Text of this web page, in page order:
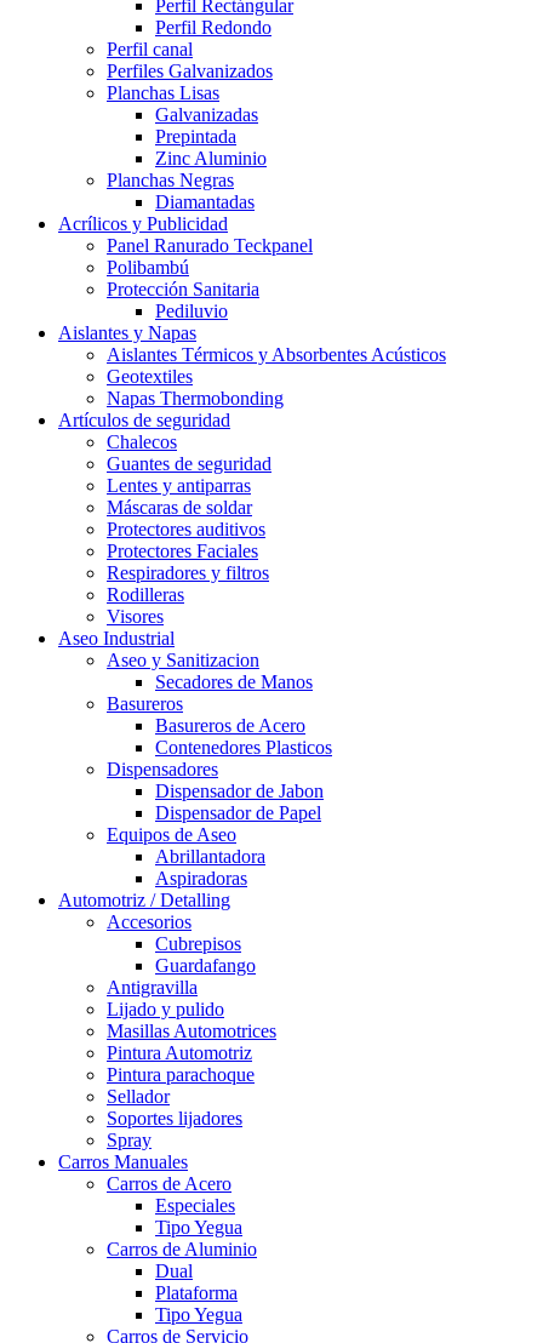
Perfil Rectángular
Perfil Redondo
Perfil canal
Perfiles Galvanizados
Planchas Lisas
Galvanizadas
Prepintada
Zinc Aluminio
Planchas Negras
Diamantadas
Acrílicos y Publicidad
Panel Ranurado Teckpanel
Polibambú
Protección Sanitaria
Pediluvio
Aislantes y Napas
Aislantes Térmicos y Absorbentes Acústicos
Geotextiles
Napas Thermobonding
Artículos de seguridad
Chalecos
Guantes de seguridad
Lentes y antiparras
Máscaras de soldar
Protectores auditivos
Protectores Faciales
Respiradores y filtros
Rodilleras
Visores
Aseo Industrial
Aseo y Sanitizacion
Secadores de Manos
Basureros
Basureros de Acero
Contenedores Plasticos
Dispensadores
Dispensador de Jabon
Dispensador de Papel
Equipos de Aseo
Abrillantadora
Aspiradoras
Automotriz / Detalling
Accesorios
Cubrepisos
Guardafango
Antigravilla
Lijado y pulido
Masillas Automotrices
Pintura Automotriz
Pintura parachoque
Sellador
Soportes lijadores
Spray
Carros Manuales
Carros de Acero
Especiales
Tipo Yegua
Carros de Aluminio
Dual
Plataforma
Tipo Yegua
Carros de Servicio